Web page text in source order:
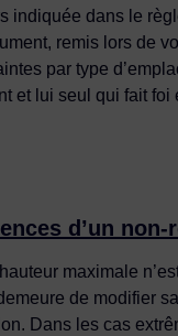
indiquée dans le
remis lors de
par type
et lui seul qui fait
d’un non-
maximale
de modifier
Dans les cas